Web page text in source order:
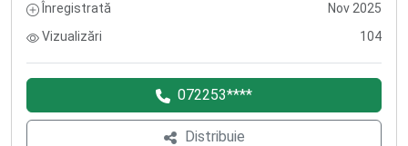
Înregistrată
Nov 2025
Vizualizări
104
072253****
Distribuie